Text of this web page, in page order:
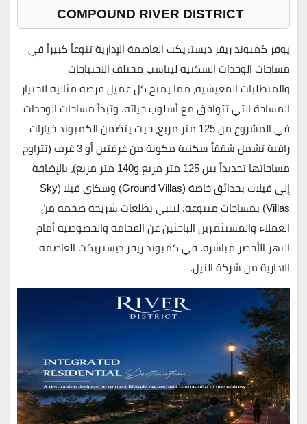
COMPOUND RIVER DISTRICT
يوفر كمبوند ريفر ديستريكت العاصمة الإداريةتنوعاً كبيراً في
مساحات الوحدات السكنية ليناسب مختلف الاحتياجات
والمتطلبات المعيشية، مما يمنح كل عميل فرصة مثالية لاختيار
المساحة التي تتوافق مع أسلوب حياته. وتبدأ مساحات الوحدات
في المشروع من125 متر مربع
، حيث يتضمن الكمبوند خيارات
راقية تشملشققاً سكنية مكونة من غرفتين أو 3 غرف
(تتراوح
مساحاتها تحديداً بين125 متر مربع و140 متر مربع
)، بالإضافة
إلىفيلات بحدائق خاصة (Ground Villas) و
سكاي فيلا (Sky
Villas) بمساحات متنوعة؛ لتلبي تطلعات شريحة ضخمة من
العملاء والمستثمرين الباحثين عن الفخامة والخصوصية أمام
النهر الأخضر مباشرة. في كمبوند ريفر ديستريكت العاصمة
الادارية من شركة النيل.